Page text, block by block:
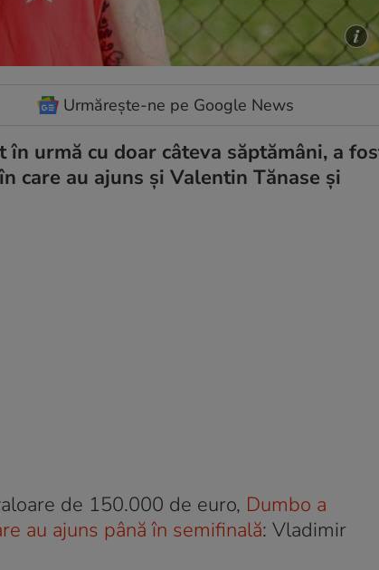
Urmărește-ne pe Google News
urmă cu doar câteva săptămâni, a
care au ajuns și Valentin Tănase și
de 150.000 de euro, Dumbo a
au ajuns până în semifinală: Vladimir